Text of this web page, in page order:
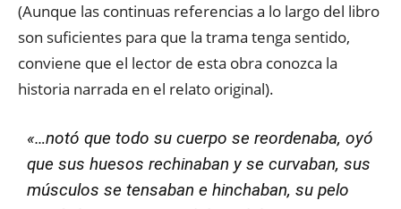
(Aunque las continuas referencias a lo largo del libro
son suficientes para que la trama tenga sentido,
conviene que el lector de esta obra conozca la
historia narrada en el relato original).
«…notó que todo su cuerpo se reordenaba, oyó
que sus huesos rechinaban y se curvaban, sus
músculos se tensaban e hinchaban, su pelo